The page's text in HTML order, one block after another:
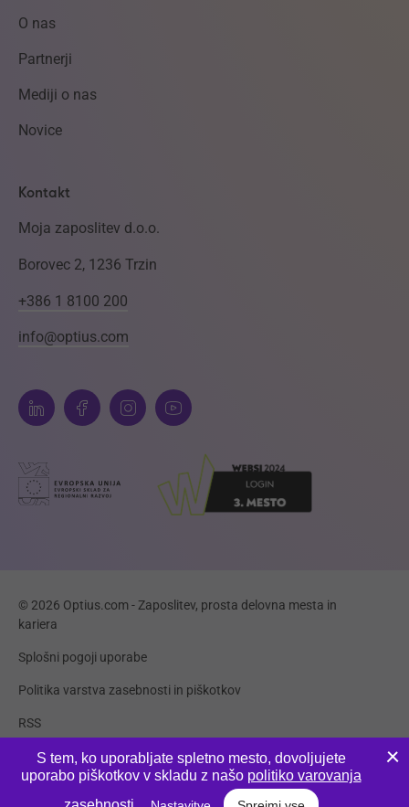
O nas
Partnerji
Mediji o nas
Novice
Kontakt
Moja zaposlitev d.o.o.
Borovec 2, 1236 Trzin
+386 1 8100 200
info@optius.com
© 2026 Optius.com - Zaposlitev, prosta delovna mesta in
kariera
Splošni pogoji uporabe
Politika varstva zasebnosti in piškotkov
RSS
Piškotki
S tem, ko uporabljate spletno mesto, dovoljujete
uporabo piškotkov v skladu z našo politiko varovanja